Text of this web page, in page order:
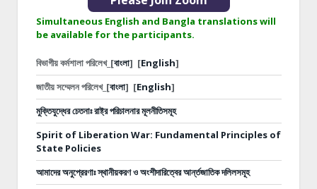
Simultaneous English and Bangla translations will
be available for the participants.
বিভাগীয় কর্মশালা পরিলেখ_[বাংলা] [English]
জাতীয় সম্মেলন পরিলেখ_[বাংলা] [English]
মুক্তিযুদ্ধের চেতনাঃ রাষ্ট্র পরিচালনার মূলনীতিসমূহ
Spirit of Liberation War: Fundamental Principles of
State Policies
আমাদের অনুপ্রেরণাঃ স্থানীয়করণ ও অংশীদারিত্বের আর্ন্তজাতিক দলিলসমূহ